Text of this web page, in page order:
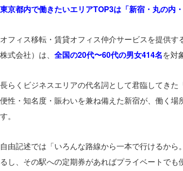
東京都内で働きたいエリアTOP3は「新宿・丸の内
オフィス移転・賃貸オフィス仲介サービスを提供す
株式会社）は、 全国の20代〜60代の男女414名を対
長らくビジネスエリアの代名詞として君臨してきた
便性・知名度・賑わいを兼ね備えた新宿が、働く
す。
自由記述では「いろんな路線から一本で行けるか
るし、その駅への定期券があればプライベートで